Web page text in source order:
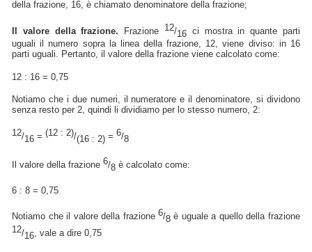
della frazione, 16, è chiamato denominatore della frazione;
Il valore della frazione. Frazione 12/16 ci mostra in quante parti
uguali il numero sopra la linea della frazione, 12, viene diviso: in 16
parti uguali. Pertanto, il valore della frazione viene calcolato come:
12 : 16 = 0,75
Notiamo che i due numeri, il numeratore e il denominatore, si dividono
senza resto per 2, quindi li dividiamo per lo stesso numero, 2:
12/16 =(12 : 2)/(16 : 2) =6/8
Il valore della frazione6/8 è calcolato come:
6 : 8 = 0,75
Notiamo che il valore della frazione 6/8 è uguale a quello della frazione
12/16, vale a dire 0,75